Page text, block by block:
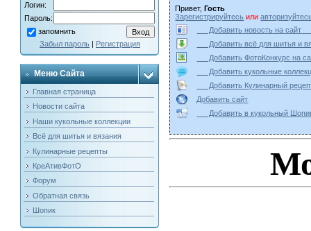
Логин:
Пароль:
запомнить
Забыл пароль| Регистрация
Меню Сайта
Главная страница
Новости сайта
Наши кукольные коллекции
Всё для шитья и вязания
Кулинарные рецепты
КреАтивФотО
Форум
Обратная связь
Шопик
Привет,Гость
Зарегистрируйтесь или
Добавить новость на
Добавить всё для шитья и
Добавить ФотоКонкурс на
Добавить кукольные
Добавить Кулинарный
Добавить сайт
Добавить в кукольный